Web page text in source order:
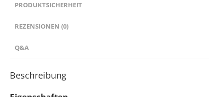
PRODUKTSICHERHEIT
REZENSIONEN (0)
Q&A
Beschreibung